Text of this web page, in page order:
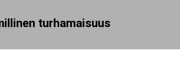
turhamaisuus